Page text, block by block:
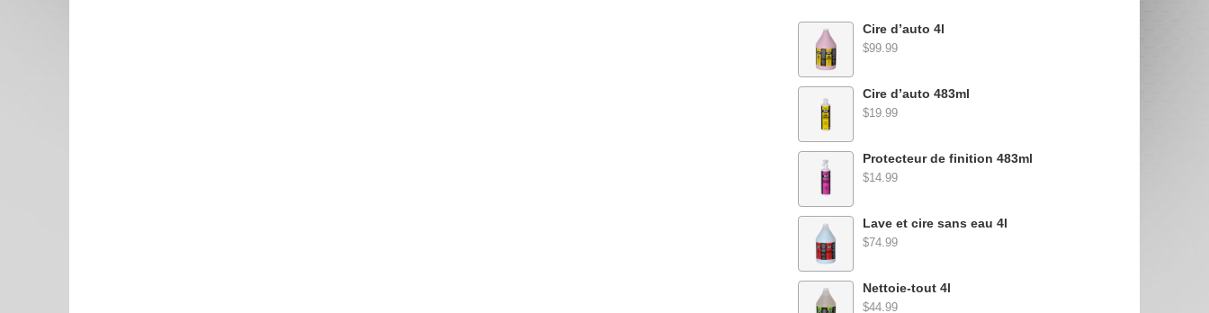
Cire d’auto 4l
$99.99
Cire d’auto 483ml
$19.99
Protecteur de finition 483ml
$14.99
Lave et cire sans eau 4l
$74.99
Nettoie-tout 4l
$44.99